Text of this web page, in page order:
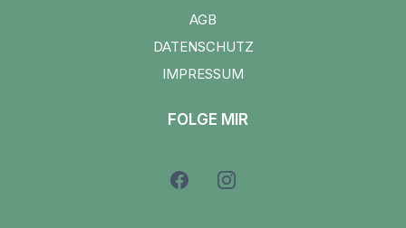
AGB
DATENSCHUTZ
IMPRESSUM
FOLGE MIR